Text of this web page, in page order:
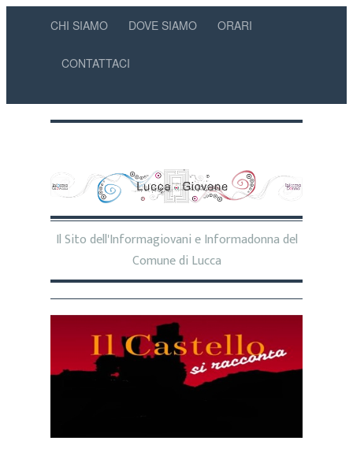
CHI SIAMO DOVE SIAMO ORARI
CONTATTACI
Il Sito dell'Informagiovani e Informadonna del
Comune di Lucca